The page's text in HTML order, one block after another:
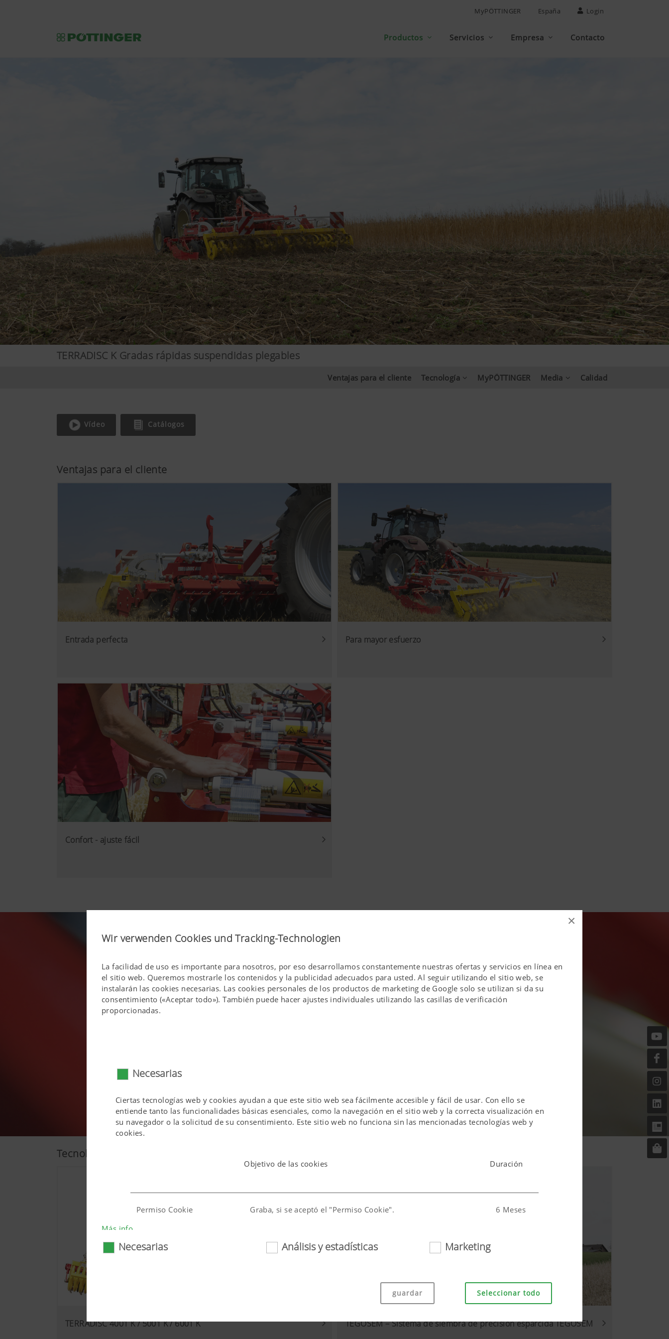
×
Wir verwenden Cookies und Tracking-Technologien
La facilidad de uso es importante para nosotros, por eso desarrollamos constantemente nuestras ofertas y servicios en línea en
el sitio web. Queremos mostrarle los contenidos y la publicidad adecuados para usted. Al seguir utilizando el sitio web, se
instalarán las cookies necesarias. Las cookies personales de los productos de marketing de Google solo se utilizan si da su
consentimiento («Aceptar todo»). También puede hacer ajustes individuales utilizando las casillas de verificación
proporcionadas.
Necesarias
Ciertas tecnologías web y cookies ayudan a que este sitio web sea fácilmente accesible y fácil de usar. Con ello se
entiende tanto las funcionalidades básicas esenciales, como la navegación en el sitio web y la correcta visualización en
su navegador o la solicitud de su consentimiento. Este sitio web no funciona sin las mencionadas tecnologías web y
cookies.
Objetivo de las cookies Duración
Permiso Cookie Graba, si se aceptó el "Permiso Cookie". 6 Meses
País (layer) e idioma (lang) Graba la elección de país e idioma seleccionada por el usuario.
Más info
Necesarias Análisis y estadísticas Marketing
guardar Seleccionar todo
MyPÖTTINGER España Login
Productos Servicios Empresa Contacto
TERRADISC K Gradas rápidas suspendidas plegables
Ventajas para el cliente Tecnología MyPÖTTINGER Media Calidad
Vídeo Catálogos
Ventajas para el cliente
Entrada perfecta Para mayor esfuerzo
Confort - ajuste fácil
Tecnología
TERRADISC 4001 K / 5001 K / 6001 K TEGOSEM – Sistema de siembra de precisión esparcida TEGOSEM